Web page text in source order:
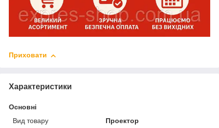
Приховати
Характеристики
Основні
Вид товару
Проектор